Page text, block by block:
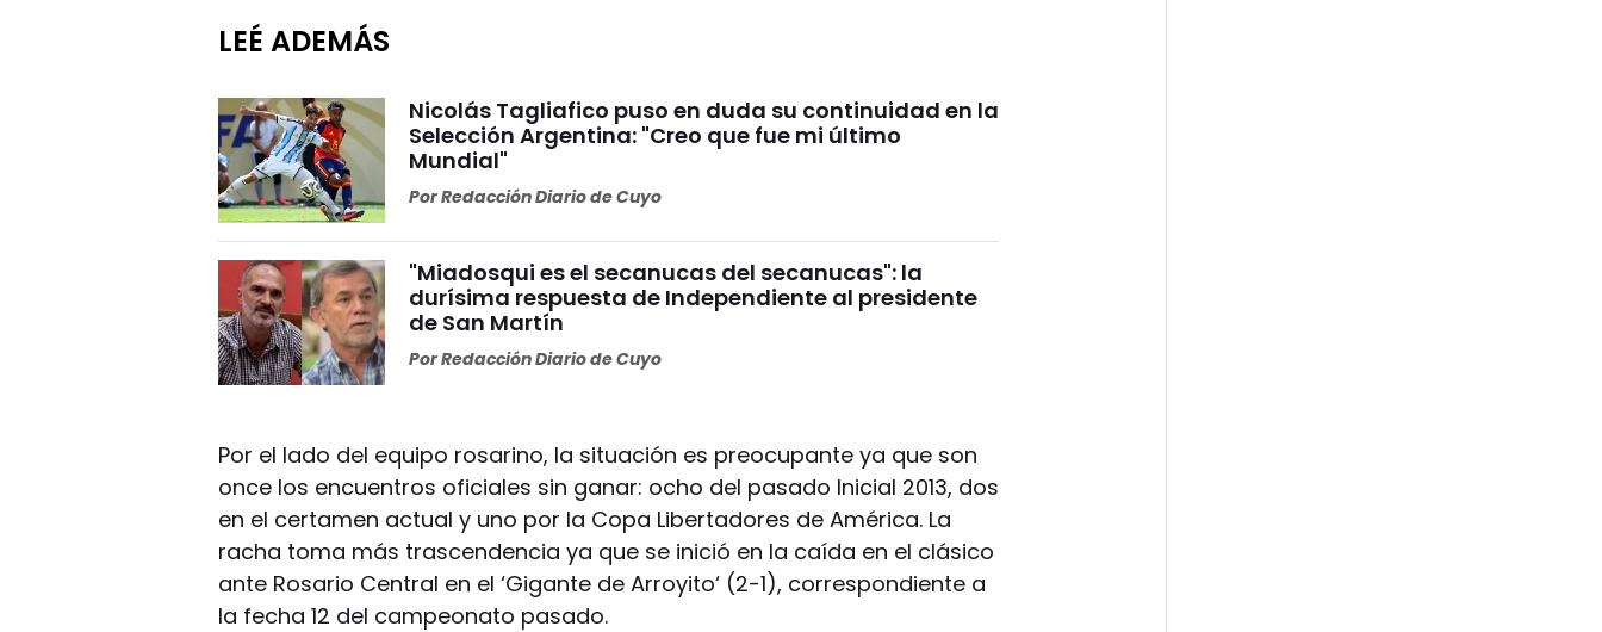
LEÉ ADEMÁS
Nicolás Tagliafico puso en duda su continuidad en la
Selección Argentina: "Creo que fue mi último
Mundial"
PorRedacción Diario de Cuyo
"Miadosqui es el secanucas del secanucas": la
durísima respuesta de Independiente al presidente
de San Martín
PorRedacción Diario de Cuyo
Por el lado del equipo rosarino, la situación es preocupante ya que son
once los encuentros oficiales sin ganar: ocho del pasado Inicial 2013, dos
en el certamen actual y uno por la Copa Libertadores de América. La
racha toma más trascendencia ya que se inició en la caída en el clásico
ante Rosario Central en el ‘Gigante de Arroyito‘ (2-1), correspondiente a
la fecha 12 del campeonato pasado.